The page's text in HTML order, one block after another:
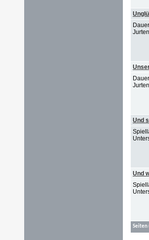
Und
Und
Seiten